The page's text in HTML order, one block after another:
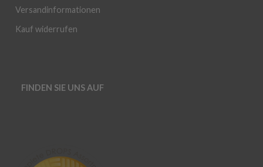
Versandinformationen
Kauf widerrufen
FINDEN SIE UNS AUF